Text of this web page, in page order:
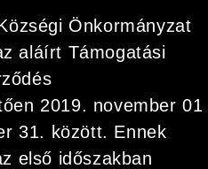
Önkormányzat
aláírt Támogatási
2019. november 01
31. között. Ennek
első időszakban